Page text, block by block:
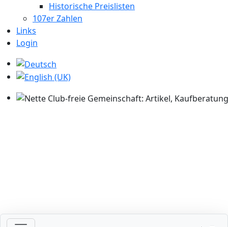
Historische Preislisten
107er Zahlen
Links
Login
Sprache auswählen